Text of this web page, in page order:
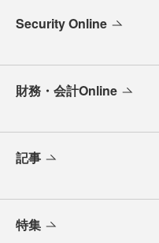
Security Online
財務・会計Online
記事
特集